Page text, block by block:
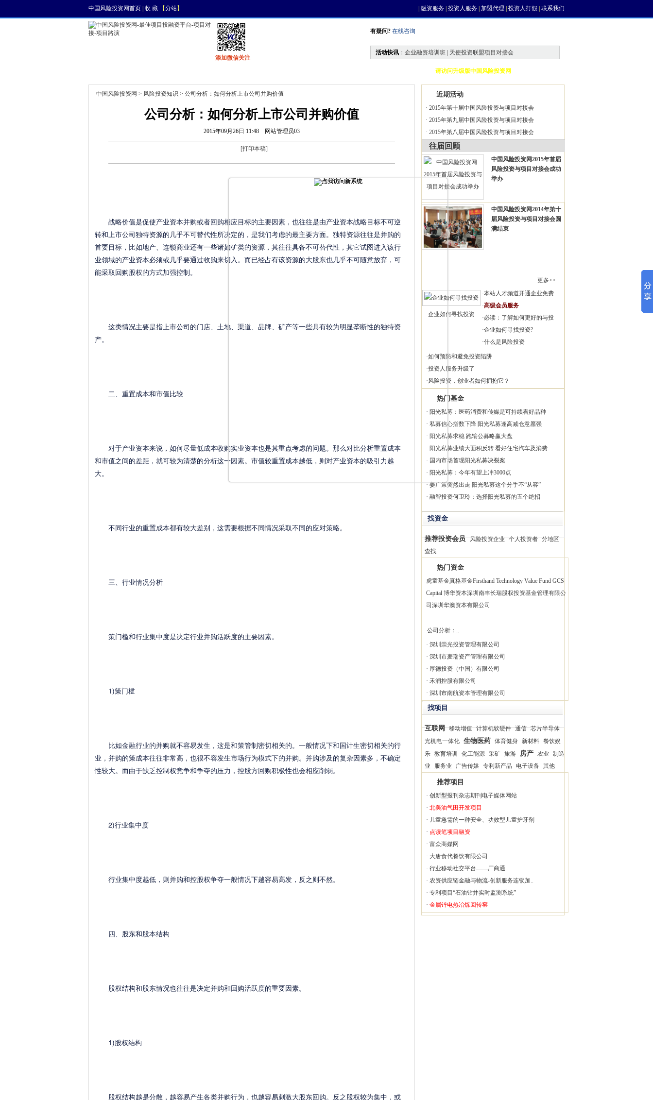
中国风险投资网首页 收 藏 【分站】 融资服务 投资人服务 加盟代理 投资人打假 联系我们
添加微信关注
有疑问? 在线咨询
活动快讯 ： 企业融资培训班 | 天使投资联盟项目对接会
请访问升级版中国风险投资网
中国风险投资网 > 风险投资知识 > 公司分析：如何分析上市公司并购价值
公司分析：如何分析上市公司并购价值
2015年09月26日 11:48 网站管理员03
[打印本稿]
战略价值是促使产业资本并购或者回购相应目标的主要因素，也往往是由产业资本战略目标不可逆
转和上市公司独特资源的几乎不可替代性所决定的，是我们考虑的最主要方面。独特资源往往是并购的
首要目标，比如地产、连锁商业还有一些诸如矿类的资源，其往往具备不可替代性，其它试图进入该行
业领域的产业资本必须或几乎要通过收购来切入。而已经占有该资源的大股东也几乎不可随意放弃，可
能采取回购股权的方式加强控制。
这类情况主要是指上市公司的门店、土地、渠道、品牌、矿产等一些具有较为明显垄断性的独特资
产。
二、重置成本和市值比较
对于产业资本来说，如何尽量低成本收购实业资本也是其重点考虑的问题。那么对比分析重置成本
和市值之间的差距，就可较为清楚的分析这一因素。市值较重置成本越低，则对产业资本的吸引力越
大。
不同行业的重置成本都有较大差别，这需要根据不同情况采取不同的应对策略。
三、行业情况分析
策门槛和行业集中度是决定行业并购活跃度的主要因素。
1)策门槛
比如金融行业的并购就不容易发生，这是和策管制密切相关的。一般情况下和国计生密切相关的行
业，并购的策成本往往非常高，也很不容发生市场行为模式下的并购。并购涉及的复杂因素多，不确定
性较大。而由于缺乏控制权竞争和争夺的压力，控股方回购积极性也会相应削弱。
2)行业集中度
行业集中度越低，则并购和控股权争夺一般情况下越容易高发，反之则不然。
四、股东和股本结构
股权结构和股东情况也往往是决定并购和回购活跃度的重要因素。
1)股权结构
股权结构越是分散，越容易产生各类并购行为，也越容易刺激大股东回购。反之股权较为集中，或
近期活动
· 2015年第十届中国风险投资与项目对接会
· 2015年第九届中国风险投资与项目对接会
· 2015年第八届中国风险投资与项目对接会
往届回顾
中国风险投资网2015年首届
风险投资与项目对接会成功
举办
...
中国风险投资网2014年第十
届风险投资与项目对接会圆
满结束
...
更多>>
企业如何寻找投资
·本站人才频道开通企业免费
·高级会员服务
·必读：了解如何更好的与投
·企业如何寻找投资?
·什么是风险投资
·如何预防和避免投资陷阱
·投资人服务升级了
·风险投资，创业者如何拥抱它？
热门基金
· 阳光私募：医药消费和传媒是可持续看好品种
· 私募信心指数下降 阳光私募逢高减仓意愿强
· 阳光私募求稳 跑输公募略赢大盘
· 阳光私募业绩大面积反转 看好住宅汽车及消费
· 国内市场首现阳光私募决裂案
· 阳光私募：今年有望上冲3000点
· 姜广策突然出走 阳光私募这个分手不“从容”
· 融智投资何卫玲：选择阳光私募的五个绝招
找资金
推荐投资会员 风险投资企业 个人投资者 分地区
查找
热门资金
虎童基金真格基金Firsthand Technology Value Fund GCS
Capital 博华资本深圳南丰长瑞股权投资基金管理有限公
司 深圳华澳资本有限公司
公司分析：..
· 深圳崇光投资管理有限公司
· 深圳市麦瑞资产管理有限公司
· 厚德投资（中国）有限公司
· 禾润控股有限公司
· 深圳市南航资本管理有限公司
找项目
互联网 移动增值 计算机软硬件 通信 芯片半导体
光机电一体化 生物医药 体育健身 新材料 餐饮娱
乐 教育培训 化工能源 采矿 旅游 房产 农业
制造
业
服务业 广告传媒 专利新产品 电子设备 其他
推荐项目
· 创新型报刊杂志期刊电子媒体网站
· 北美油气田开发项目
· 儿童急需的一种安全、功效型儿童护牙剂
· 点读笔项目融资
· 富众商媒网
· 大唐食代餐饮有限公司
· 行业移动社交平台——厂商通
· 农资供应链金融与物流-创新服务连锁加..
· 专利项目“石油钻井实时监测系统”
· 金属锌电热冶炼回转窑